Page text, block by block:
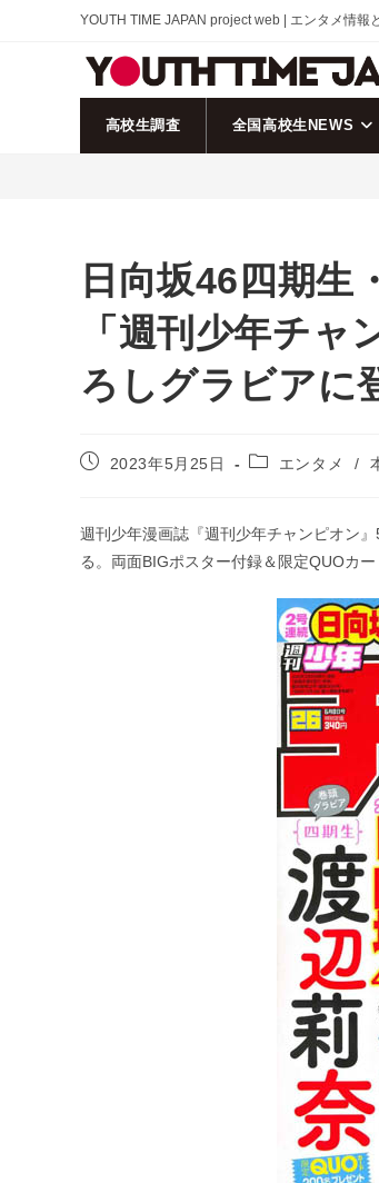
YOUTH TIME JAPAN project web | エンタメ情報
高校生調査 全国高校生NEWS
日向坂46四期生
「週刊少年チ
ろしグラビアに
投
開
日:
2023年5月25日
投
テ
ゴ
リ
エンタメ /
週刊少年漫画誌『週刊少年チャンピオン
る。両面BIGポスター付録＆限定QUOカー